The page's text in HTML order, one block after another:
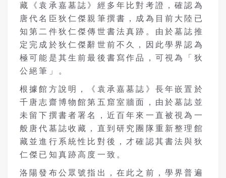
藏《袁承嘉墓誌》經多年比對考證，確認為
唐代名臣狄仁傑親筆撰書，成為目前大陸已
知第二件狄仁傑傳世書法真跡。由於墓誌推
定完成於狄仁傑辭世前不久，因此學界認為
極可能是其生前最後書寫作品，可視為「狄
公絕筆」。
根據館方說明，《袁承嘉墓誌》長年嵌置於
千唐志齋博物館第五窟室牆面，由於墓誌並
未留下撰書者署名，近百年來一直被視為一
般唐代墓誌收藏，直到研究團隊重新整理館
藏並進行系統性比對後，才確認其書法與狄
仁傑已知真跡高度一致。
洛陽發布公眾號指出，在此之前，學界普遍